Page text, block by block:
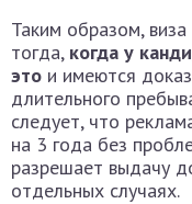
Таким образом,
тогда, когда у
это и имеются
длительного
следует, что
на 3 года без
разрешает выдачу
отдельных случаях.